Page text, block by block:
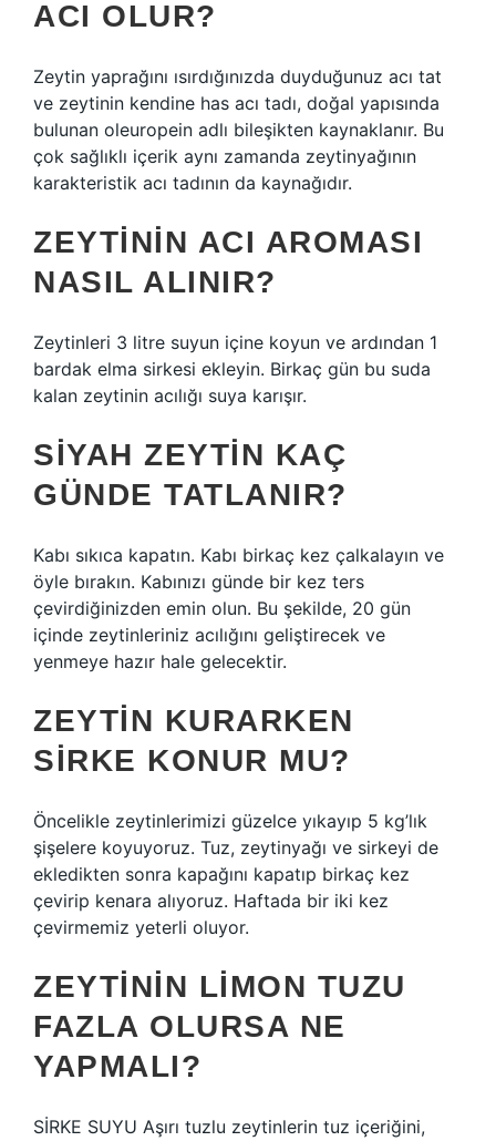
ACI OLUR?
Zeytin yaprağını ısırdığınızda duyduğunuz acı tat
ve zeytinin kendine has acı tadı, doğal yapısında
bulunan oleuropein adlı bileşikten kaynaklanır. Bu
çok sağlıklı içerik aynı zamanda zeytinyağının
karakteristik acı tadının da kaynağıdır.
ZEYTININ ACI AROMASI
NASIL ALINIR?
Zeytinleri 3 litre suyun içine koyun ve ardından 1
bardak elma sirkesi ekleyin. Birkaç gün bu suda
kalan zeytinin acılığı suya karışır.
SIYAH ZEYTIN KAÇ
GÜNDE TATLANIR?
Kabı sıkıca kapatın. Kabı birkaç kez çalkalayın ve
öyle bırakın. Kabınızı günde bir kez ters
çevirdiğinizden emin olun. Bu şekilde, 20 gün
içinde zeytinleriniz acılığını geliştirecek ve
yenmeye hazır hale gelecektir.
ZEYTIN KURARKEN
SIRKE KONUR MU?
Öncelikle zeytinlerimizi güzelce yıkayıp 5 kg’lık
şişelere koyuyoruz. Tuz, zeytinyağı ve sirkeyi de
ekledikten sonra kapağını kapatıp birkaç kez
çevirip kenara alıyoruz. Haftada bir iki kez
çevirmemiz yeterli oluyor.
ZEYTININ LIMON TUZU
FAZLA OLURSA NE
YAPMALI?
SİRKE SUYU Aşırı tuzlu zeytinlerin tuz içeriğini,